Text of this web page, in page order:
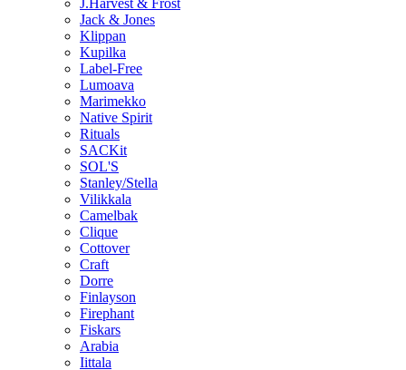
J.Harvest & Frost
Jack & Jones
Klippan
Kupilka
Label-Free
Lumoava
Marimekko
Native Spirit
Rituals
SACKit
SOL'S
Stanley/Stella
Vilikkala
Camelbak
Clique
Cottover
Craft
Dorre
Finlayson
Firephant
Fiskars
Arabia
Iittala